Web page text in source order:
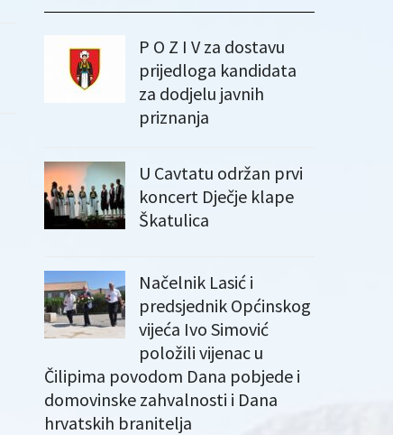
P O Z I V za dostavu
prijedloga kandidata
za dodjelu javnih
priznanja
U Cavtatu održan prvi
koncert Dječje klape
Škatulica
Načelnik Lasić i
predsjednik Općinskog
vijeća Ivo Simović
položili vijenac u
Čilipima povodom Dana pobjede i
domovinske zahvalnosti i Dana
hrvatskih branitelja